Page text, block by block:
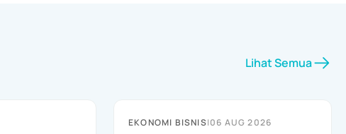
Lihat Semua
EKONOMI BISNIS|06 AUG 2026